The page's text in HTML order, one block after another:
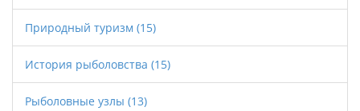
Природный туризм (15)
История рыболовства (15)
Рыболовные узлы (13)